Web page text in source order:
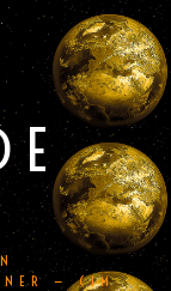
— (IM